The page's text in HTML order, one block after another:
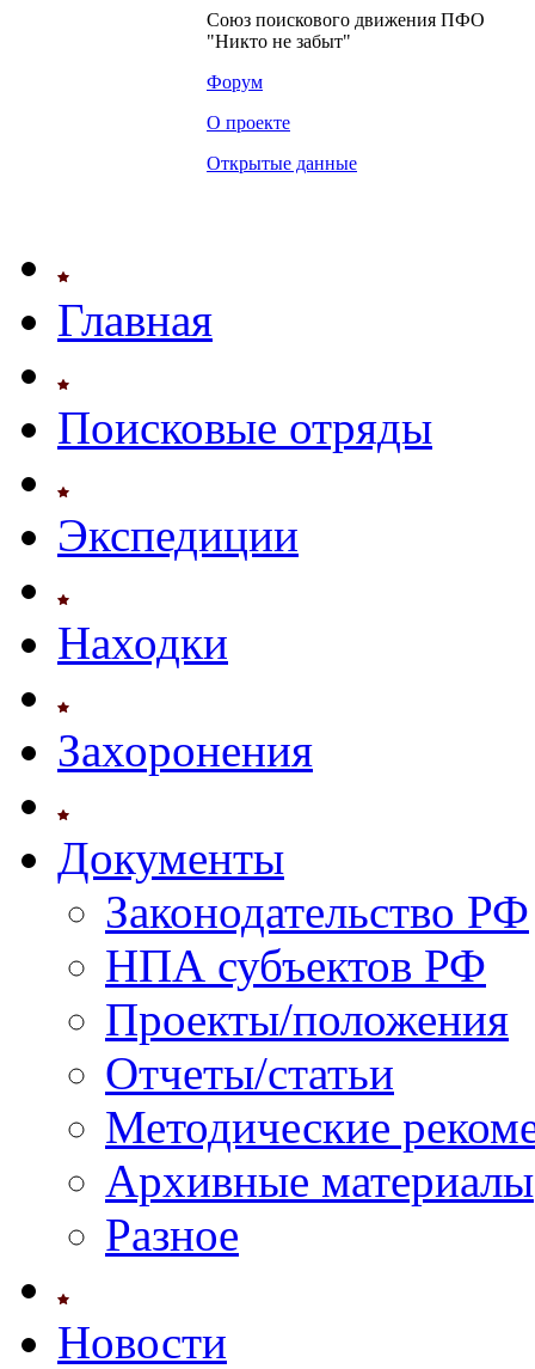
Союз поискового движения ПФО
"Никто не забыт"
Форум
О проекте
Открытые данные
Главная
Поисковые отряды
Экспедиции
Находки
Захоронения
Документы
Законодательство РФ
НПА субъектов РФ
Проекты/положения
Отчеты/статьи
Методические
Архивные материалы
Разное
Новости